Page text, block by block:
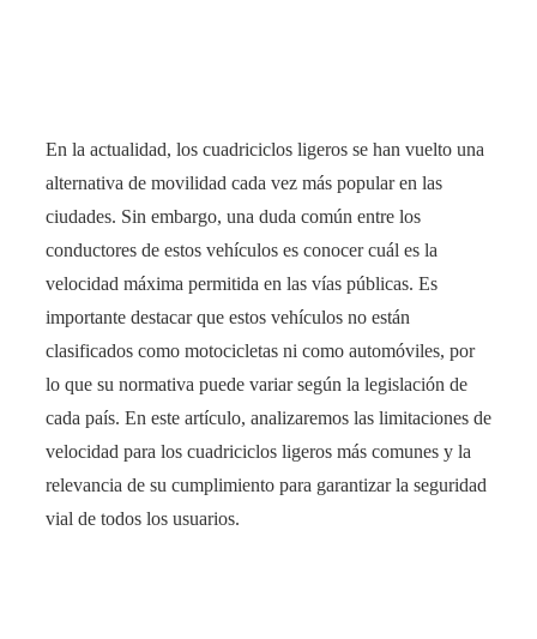
En la actualidad, los cuadriciclos ligeros se han vuelto una
alternativa de movilidad cada vez más popular en las
ciudades. Sin embargo, una duda común entre los
conductores de estos vehículos es conocer cuál es la
velocidad máxima permitida en las vías públicas. Es
importante destacar que estos vehículos no están
clasificados como motocicletas ni como automóviles, por
lo que su normativa puede variar según la legislación de
cada país. En este artículo, analizaremos las limitaciones de
velocidad para los cuadriciclos ligeros más comunes y la
relevancia de su cumplimiento para garantizar la seguridad
vial de todos los usuarios.